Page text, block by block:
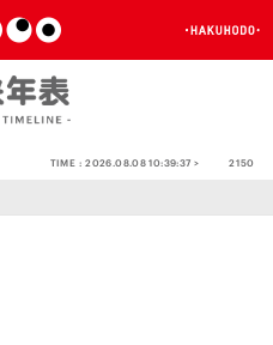
TIME :2026.08.08 10:39:37 > 2150